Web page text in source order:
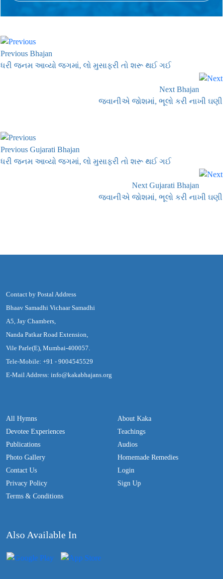
Previous Bhajan
ધરી જનમ આવ્યો જગમાં, લો મુસાફરી તો શરૂ થઈ ગઈ
Next Bhajan
જવાનીએ જોશમાં, ભૂલો કરી નાખી ઘણી
Previous Gujarati Bhajan
ધરી જનમ આવ્યો જગમાં, લો મુસાફરી તો શરૂ થઈ ગઈ
Next Gujarati Bhajan
જવાનીએ જોશમાં, ભૂલો કરી નાખી ઘણી
Contact by Postal Address
Bhaav Samadhi Vichaar Samadhi
A5, Jay Chambers,
Nanda Patkar Road Extension,
Vile Parle(E), Mumbai-400057.
Tele-Mobile: +91 - 9004545529
E-Mail Address: info@kakabhajans.org
All Hymns
Devotee Experiences
Publications
Photo Gallery
Contact Us
Privacy Policy
Terms & Conditions
About Kaka
Teachings
Audios
Homemade Remedies
Login
Sign Up
Also Available In